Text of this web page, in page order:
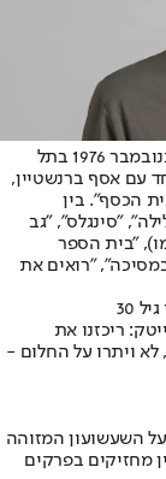
עידו רוזנבלום הוא יוצר ומנחה ישראלי, נולד ב - 16 בנובמבר 1976 בתל
יחד עם אסף ברנשטיין,
הכסף". בין
"סינגלס", "גב
"בית הספר
"רואים את
30
ריכזנו את
לא ויתרו על החלום -
מוותרים על השעשועון המזוהה
מחזיקים בפרקים